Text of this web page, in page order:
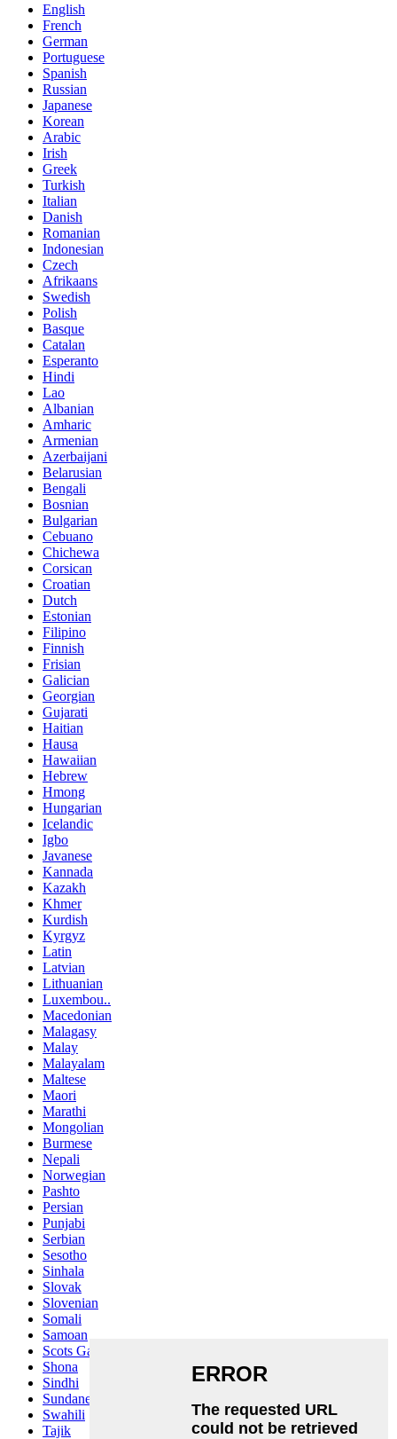
English
French
German
Portuguese
Spanish
Russian
Japanese
Korean
Arabic
Irish
Greek
Turkish
Italian
Danish
Romanian
Indonesian
Czech
Afrikaans
Swedish
Polish
Basque
Catalan
Esperanto
Hindi
Lao
Albanian
Amharic
Armenian
Azerbaijani
Belarusian
Bengali
Bosnian
Bulgarian
Cebuano
Chichewa
Corsican
Croatian
Dutch
Estonian
Filipino
Finnish
Frisian
Galician
Georgian
Gujarati
Haitian
Hausa
Hawaiian
Hebrew
Hmong
Hungarian
Icelandic
Igbo
Javanese
Kannada
Kazakh
Khmer
Kurdish
Kyrgyz
Latin
Latvian
Lithuanian
Luxembou..
Macedonian
Malagasy
Malay
Malayalam
Maltese
Maori
Marathi
Mongolian
Burmese
Nepali
Norwegian
Pashto
Persian
Punjabi
Serbian
Sesotho
Sinhala
Slovak
Slovenian
Somali
Samoan
Scots Gaelic
Shona
Sindhi
Sundanese
Swahili
Tajik